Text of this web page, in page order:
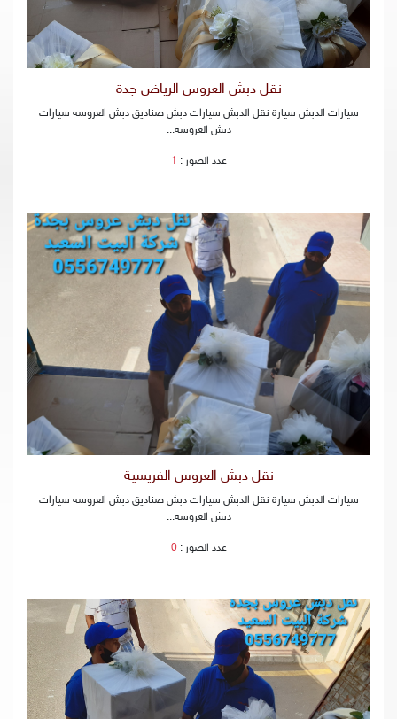
نقل دبش العروس الرياض جدة
سيارات الدبش سيارة نقل الدبش سيارات دبش صناديق دبش العروسه سيارات
دبش العروسه...
عدد الصور : 1
نقل دبش العروس الفريسية
سيارات الدبش سيارة نقل الدبش سيارات دبش صناديق دبش العروسه سيارات
دبش العروسه...
عدد الصور :0